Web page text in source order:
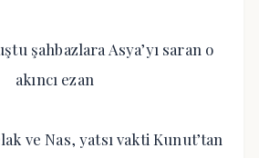
şahbazlara Asya’yı saran o
akıncı ezan
ve Nas, yatsı vakti Kunut’tan